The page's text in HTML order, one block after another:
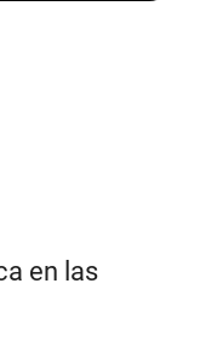
en las